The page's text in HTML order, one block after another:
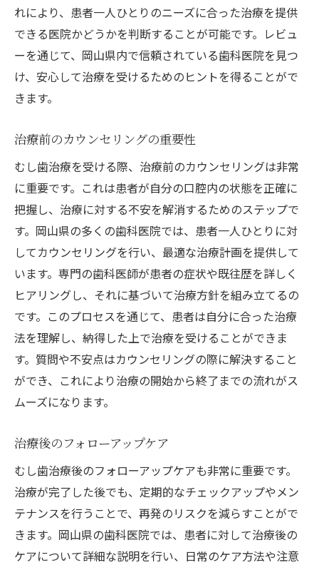
れにより、患者一人ひとりのニーズに合った治療を提供
できる医院かどうかを判断することが可能です。レビュ
ーを通じて、岡山県内で信頼されている歯科医院を見つ
け、安心して治療を受けるためのヒントを得ることがで
きます。
治療前のカウンセリングの重要性
むし歯治療を受ける際、治療前のカウンセリングは非常
に重要です。これは患者が自分の口腔内の状態を正確に
把握し、治療に対する不安を解消するためのステップで
す。岡山県の多くの歯科医院では、患者一人ひとりに対
してカウンセリングを行い、最適な治療計画を提供して
います。専門の歯科医師が患者の症状や既往歴を詳しく
ヒアリングし、それに基づいて治療方針を組み立てるの
です。このプロセスを通じて、患者は自分に合った治療
法を理解し、納得した上で治療を受けることができま
す。質問や不安点はカウンセリングの際に解決すること
ができ、これにより治療の開始から終了までの流れがス
ムーズになります。
治療後のフォローアップケア
むし歯治療後のフォローアップケアも非常に重要です。
治療が完了した後でも、定期的なチェックアップやメン
テナンスを行うことで、再発のリスクを減らすことがで
きます。岡山県の歯科医院では、患者に対して治療後の
ケアについて詳細な説明を行い、日常のケア方法や注意